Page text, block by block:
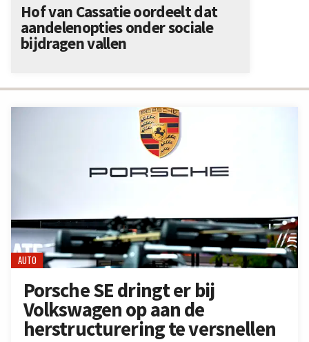
AUTO
Porsche SE dringt er bij
Volkswagen op aan de
herstructurering te versnellen
Hof van Cassatie oordeelt dat
aandelenopties onder sociale
bijdragen vallen